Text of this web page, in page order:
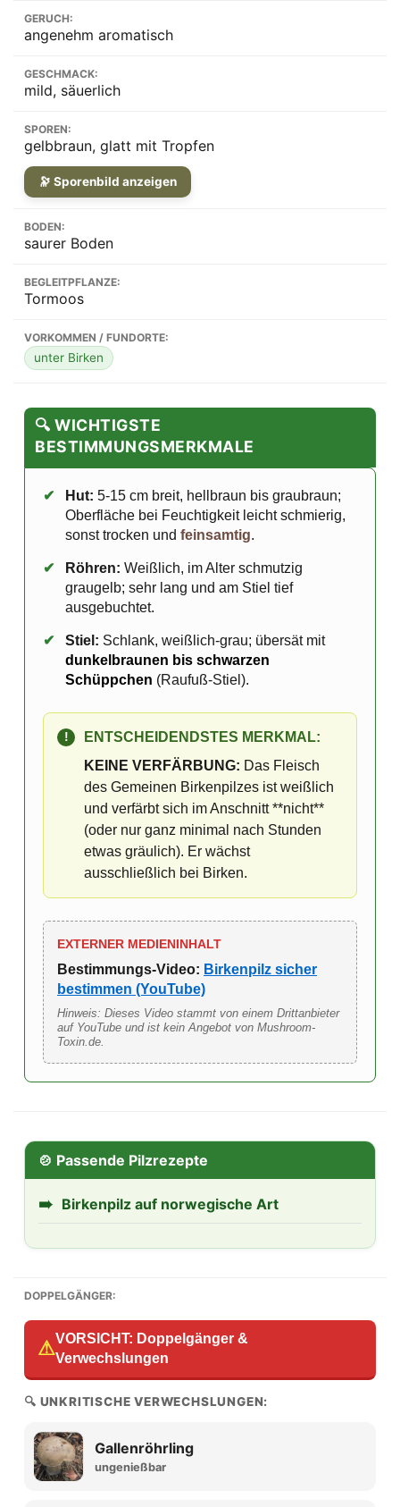
GERUCH:
angenehm aromatisch
GESCHMACK:
mild, säuerlich
SPOREN:
gelbbraun, glatt mit Tropfen
🔭 Sporenbild anzeigen
BODEN:
saurer Boden
BEGLEITPFLANZE:
Tormoos
VORKOMMEN / FUNDORTE:
unter Birken
🔍 WICHTIGSTE
BESTIMMUNGSMERKMALE
✔ Hut: 5-15 cm breit, hellbraun bis graubraun;
Oberfläche bei Feuchtigkeit leicht schmierig,
sonst trocken und feinsamtig.
✔ Röhren: Weißlich, im Alter schmutzig
graugelb; sehr lang und am Stiel tief
ausgebuchtet.
✔ Stiel: Schlank, weißlich-grau; übersät mit
dunkelbraunen bis schwarzen
Schüppchen (Raufuß-Stiel).
!
ENTSCHEIDENDSTES MERKMAL:
KEINE VERFÄRBUNG: Das Fleisch
des Gemeinen Birkenpilzes ist weißlich
und verfärbt sich im Anschnitt **nicht**
(oder nur ganz minimal nach Stunden
etwas gräulich). Er wächst
ausschließlich bei Birken.
EXTERNER MEDIENINHALT
Bestimmungs-Video: Birkenpilz sicher
bestimmen (YouTube)
Hinweis: Dieses Video stammt von einem Drittanbieter
auf YouTube und ist kein Angebot von Mushroom-
Toxin.de.
🍲 Passende Pilzrezepte
➠ Birkenpilz auf norwegische Art
DOPPELGÄNGER:
⚠VORSICHT: Doppelgänger &
Verwechslungen
🔍 UNKRITISCHE VERWECHSLUNGEN:
Gallenröhrling
ungenießbar